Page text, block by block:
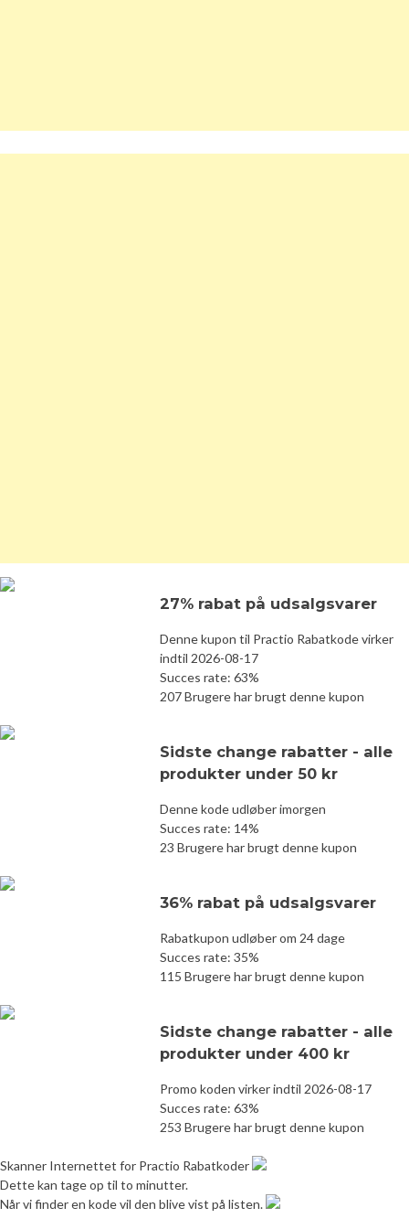
27% rabat på udsalgsvarer
Denne kupon til Practio Rabatkode virker
indtil 2026-08-17
Succes rate: 63%
207 Brugere har brugt denne kupon
Sidste change rabatter - alle
produkter under 50 kr
Denne kode udløber imorgen
Succes rate: 14%
23 Brugere har brugt denne kupon
36% rabat på udsalgsvarer
Rabatkupon udløber om 24 dage
Succes rate: 35%
115 Brugere har brugt denne kupon
Sidste change rabatter - alle
produkter under 400 kr
Promo koden virker indtil 2026-08-17
Succes rate: 63%
253 Brugere har brugt denne kupon
Skanner Internettet for Practio Rabatkoder
Dette kan tage op til to minutter.
Når vi finder en kode vil den blive vist på listen.